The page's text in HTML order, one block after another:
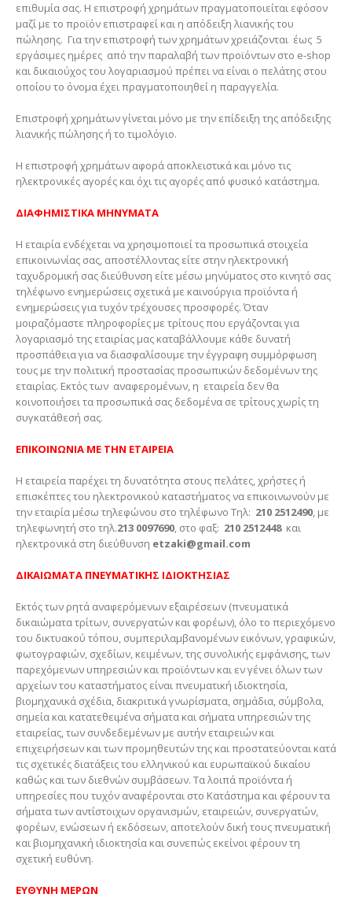
επιθυμία σας. Η επιστροφή χρημάτων πραγματοποιείται εφόσον
μαζί με το προϊόν επιστραφεί και η απόδειξη λιανικής του
πώλησης. Για την επιστροφή των χρημάτων χρειάζονται έως 5
εργάσιμες ημέρες από την παραλαβή των προϊόντων στο e-shop
και δικαιούχος του λογαριασμού πρέπει να είναι ο πελάτης στου
οποίου το όνομα έχει πραγματοποιηθεί η παραγγελία.
Επιστροφή χρημάτων γίνεται μόνο με την επίδειξη της απόδειξης
λιανικής πώλησης ή το τιμολόγιο.
Η επιστροφή χρημάτων αφορά αποκλειστικά και μόνο τις
ηλεκτρονικές αγορές και όχι τις αγορές από φυσικό κατάστημα.
ΔΙΑΦΗΜΙΣΤΙΚΑ ΜΗΝΥΜΑΤΑ
Η εταιρία ενδέχεται να χρησιμοποιεί τα προσωπικά στοιχεία
επικοινωνίας σας, αποστέλλοντας είτε στην ηλεκτρονική
ταχυδρομική σας διεύθυνση είτε μέσω μηνύματος στο κινητό σας
τηλέφωνο ενημερώσεις σχετικά με καινούργια προϊόντα ή
ενημερώσεις για τυχόν τρέχουσες προσφορές. Όταν
μοιραζόμαστε πληροφορίες με τρίτους που εργάζονται για
λογαριασμό της εταιρίας μας καταβάλλουμε κάθε δυνατή
προσπάθεια για να διασφαλίσουμε την έγγραφη συμμόρφωση
τους με την πολιτική προστασίας προσωπικών δεδομένων της
εταιρίας. Εκτός των αναφερομένων, η εταιρεία δεν θα
κοινοποιήσει τα προσωπικά σας δεδομένα σε τρίτους χωρίς τη
συγκατάθεσή σας.
ΕΠΙΚΟΙΝΩΝΙΑ ΜΕ ΤΗΝ ΕΤΑΙΡΕΙΑ
Η εταιρεία παρέχει τη δυνατότητα στους πελάτες, χρήστες ή
επισκέπτες του ηλεκτρονικού καταστήματος να επικοινωνούν με
την εταιρία μέσω τηλεφώνου στο τηλέφωνο Τηλ: 210 2512490, με
τηλεφωνητή στο τηλ.213 0097690, στο φαξ: 210 2512448 και
ηλεκτρονικά στη διεύθυνση etzaki@gmail.com
ΔΙΚΑΙΩΜΑΤΑ ΠΝΕΥΜΑΤΙΚΗΣ ΙΔΙΟΚΤΗΣΙΑΣ
Εκτός των ρητά αναφερόμενων εξαιρέσεων (πνευματικά
δικαιώματα τρίτων, συνεργατών και φορέων), όλο το περιεχόμενο
του δικτυακού τόπου, συμπεριλαμβανομένων εικόνων, γραφικών,
φωτογραφιών, σχεδίων, κειμένων, της συνολικής εμφάνισης, των
παρεχόμενων υπηρεσιών και προϊόντων και εν γένει όλων των
αρχείων του καταστήματος είναι πνευματική ιδιοκτησία,
βιομηχανικά σχέδια, διακριτικά γνωρίσματα, σημάδια, σύμβολα,
σημεία και κατατεθειμένα σήματα και σήματα υπηρεσιών της
εταιρείας, των συνδεδεμένων με αυτήν εταιρειών και
επιχειρήσεων και των προμηθευτών της και προστατεύονται κατά
τις σχετικές διατάξεις του ελληνικού και ευρωπαϊκού δικαίου
καθώς και των διεθνών συμβάσεων. Τα λοιπά προϊόντα ή
υπηρεσίες που τυχόν αναφέρονται στο Κατάστημα και φέρουν τα
σήματα των αντίστοιχων οργανισμών, εταιρειών, συνεργατών,
φορέων, ενώσεων ή εκδόσεων, αποτελούν δική τους πνευματική
και βιομηχανική ιδιοκτησία και συνεπώς εκείνοι φέρουν τη
σχετική ευθύνη.
ΕΥΘΥΝΗ ΜΕΡΩΝ